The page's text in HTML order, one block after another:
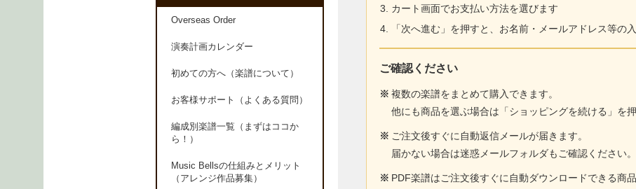
カート画面でお支払い方法を選びます
「次へ進む」を押すと、お名前・メールアドレス等の
ご確認ください
※ 複数の楽譜をまとめて購入できます。
他にも商品を選ぶ場合は「ショッピングを続ける」を押
※ ご注文後すぐに自動返信メールが届きます。
届かない場合は迷惑メールフォルダもご確認ください。
※ PDF楽譜はご注文後すぐに自動ダウンロードできる商品
Overseas Order
演奏計画カレンダー
初めての方へ（楽譜について）
お客様サポート（よくある質問）
編成別楽譜一覧（まずはココか
ら！）
Music Bellsの仕組みとメリット
（アレンジ作品募集）